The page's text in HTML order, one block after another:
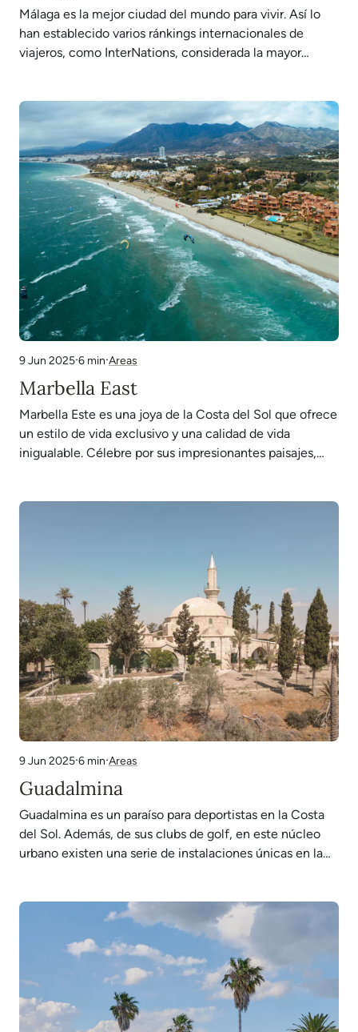
Málaga es la mejor ciudad del mundo para vivir. Así lo
han establecido varios ránkings internacionales de
viajeros, como InterNations, considerada la mayor
años muchas empresas tecnológicas y multinacionales
han abierto…
9 Jun 2025·6 min·Areas
Marbella East
Marbella Este es una joya de la Costa del Sol que ofrece
un estilo de vida exclusivo y una calidad de vida
inigualable. Célebre por sus impresionantes paisajes,
el que…
9 Jun 2025·6 min·Areas
Guadalmina
Guadalmina es un paraíso para deportistas en la Costa
del Sol. Además, de sus clubs de golf, en este núcleo
urbano existen una serie de instalaciones únicas en la
sinónimo de…